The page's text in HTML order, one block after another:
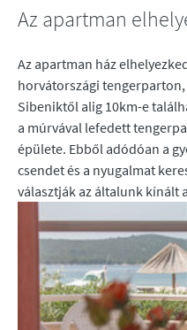
Az apartman
Az apartman ház
horvátországi
Sibeniktől alig 10km-e
a múrvával lefedett
épülete. Ebből adódóan a
csendet és a nyugalmat
választják az általunk kínált